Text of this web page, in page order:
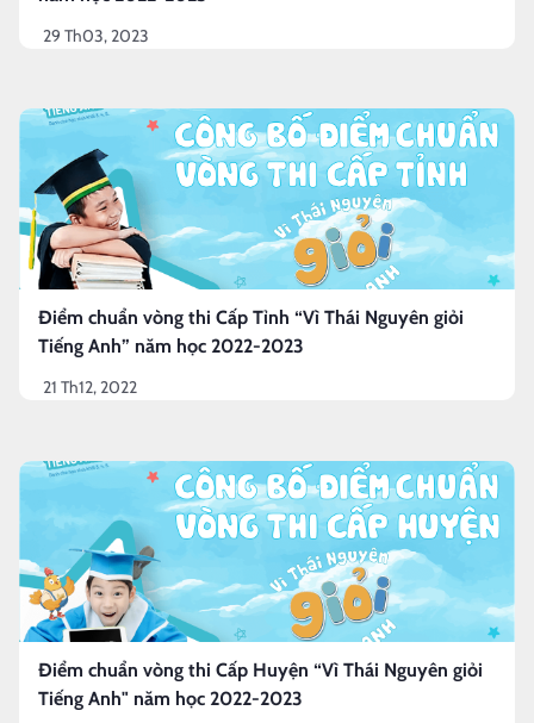
29 Th03, 2023
Điểm chuẩn vòng thi Cấp Tỉnh “Vì Thái Nguyên giỏi
Tiếng Anh” năm học 2022-2023
21 Th12, 2022
Điểm chuẩn vòng thi Cấp Huyện “Vì Thái Nguyên giỏi
Tiếng Anh" năm học 2022-2023